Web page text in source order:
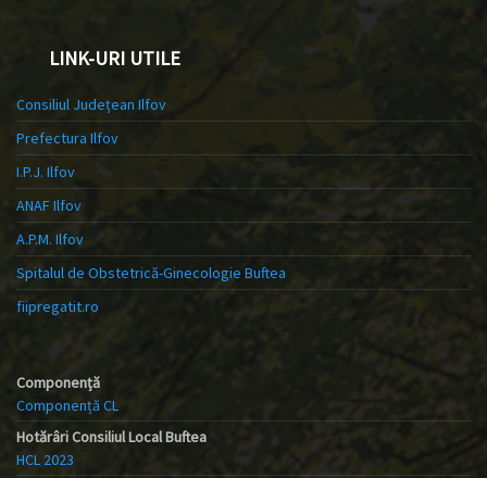
LINK-URI UTILE
Consiliul Județean Ilfov
Prefectura Ilfov
I.P.J. Ilfov
ANAF Ilfov
A.P.M. Ilfov
Spitalul de Obstetrică-Ginecologie Buftea
fiipregatit.ro
Componență
Componență CL
Hotărâri Consiliul Local Buftea
HCL 2023